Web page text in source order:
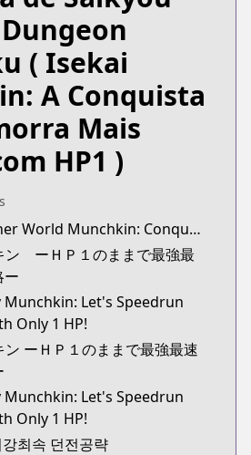
( Isekai
A Conquista
Mais
HP1 )
synonyms:Another World Munchkin: Conquering the Dungeon as the Strongest and the Fastest with Only 1 HP
ン ーＨＰ１のままで最強最
ー
Let's Speedrun
Only 1 HP!
ーＨＰ１のままで最強最速
Let's Speedrun
Only 1 HP!
최속 던전공략